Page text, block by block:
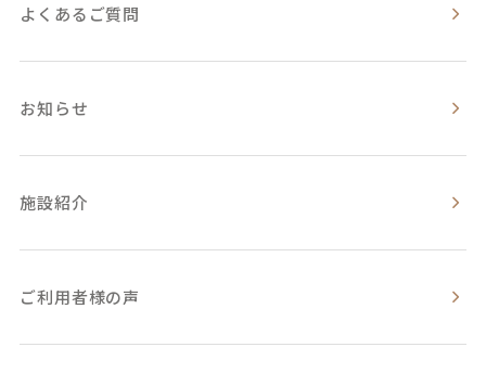
よくあるご質問
お知らせ
施設紹介
ご利用者様の声